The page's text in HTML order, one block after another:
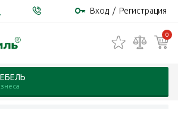
Вход / Регистрация
0